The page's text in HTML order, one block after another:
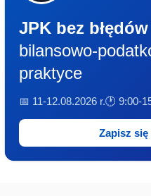
JPK bez błędów
bilansowo-
praktyce
📅 11-12.08.2026 r.🕐 9:00-
Zapisz się